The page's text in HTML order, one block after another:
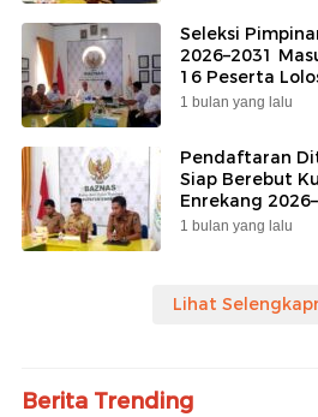
Seleksi
2026–2031
16 Peserta
1 bulan yang lalu
Pendaftaran
Siap Berebut
Enrekang
1 bulan yang lalu
Lihat
Berita Trending